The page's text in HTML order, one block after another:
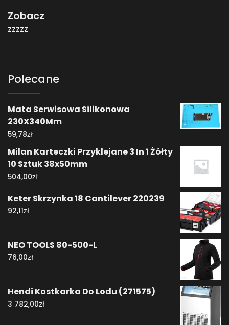
Zobacz
zzzzz
Polecane
Mata Serwisowa Silikonowa
230X340Mm
59,78zł
Milan Karteczki Przyklejane 3 In 1 Żółty
10 Sztuk 38x50mm
504,00zł
Keter Skrzynka 18 Cantilever 220239
92,11zł
NEO TOOLS 80-500-L
76,00zł
Hendi Kostkarka Do Lodu (271575)
3 782,00zł